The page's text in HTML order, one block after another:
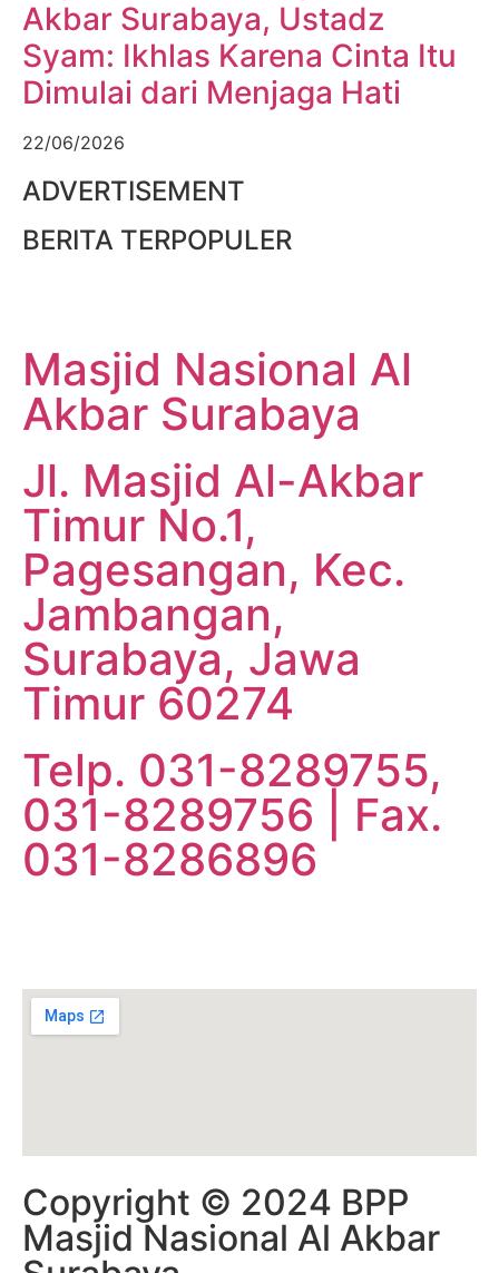
Akbar Surabaya, Ustadz
Syam: Ikhlas Karena Cinta Itu
Dimulai dari Menjaga Hati
22/06/2026
ADVERTISEMENT
BERITA TERPOPULER
Masjid Nasional Al
Akbar Surabaya
Jl. Masjid Al-Akbar
Timur No.1,
Pagesangan, Kec.
Jambangan,
Surabaya, Jawa
Timur 60274
Telp. 031-8289755,
031-8289756 | Fax.
031-8286896
Copyright © 2024 BPP
Masjid Nasional Al Akbar